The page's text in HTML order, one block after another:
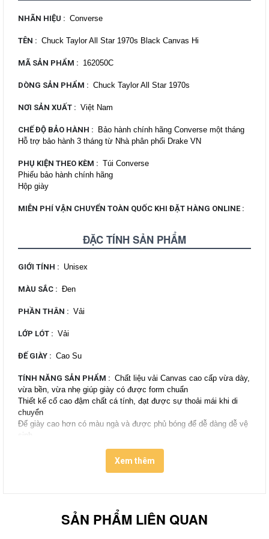
NHÃN HIỆU : Converse
TÊN : Chuck Taylor All Star 1970s Black Canvas Hi
MÃ SẢN PHẨM : 162050C
DÒNG SẢN PHẨM : Chuck Taylor All Star 1970s
NƠI SẢN XUẤT : Việt Nam
CHẾ ĐỘ BẢO HÀNH :
Bảo hành chính hãng Converse một tháng
Hỗ trợ bảo hành 3 tháng từ Nhà phân phối Drake VN
PHỤ KIỆN THEO KÈM : Túi Converse
Phiếu bảo hành chính hãng
Hộp giày
MIỄN PHÍ VẬN CHUYỂN TOÀN QUỐC KHI ĐẶT HÀNG ONLINE :
ĐẶC TÍNH SẢN PHẨM
GIỚI TÍNH : Unisex
MÀU SẮC : Đen
PHẦN THÂN : Vải
LỚP LÓT : Vải
ĐẾ GIÀY : Cao Su
TÍNH NĂNG SẢN PHẨM : Chất liệu vải Canvas cao cấp vừa dày,
vừa bền, vừa nhẹ giúp giày có được form chuẩn
Thiết kế cổ cao đậm chất cá tính, đạt được sự thoải mái khi di
chuyển
Đế giày cao hơn có màu ngà và được phủ bóng để dễ dàng dễ vệ
sinh
Đệm chân Ortholite ® giúp bạn đi lại êm ái, nhẹ nhàng
Logo sau gót giày được cách tân chữ trắng nền đen với font chữ
Xem thêm
SẢN PHẨM LIÊN QUAN